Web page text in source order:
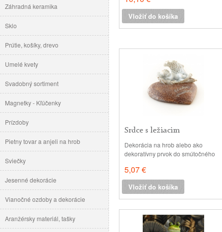
Záhradná keramika
Sklo
Prútie, košíky, drevo
Umelé kvety
Svadobný sortiment
Magnetky - Kľúčenky
Prízdoby
Pietny tovar a anjeli na hrob
Sviečky
Jesenné dekorácie
Vianočné ozdoby a dekorácie
Aranžérsky materiál, tašky
je vodoodolný, mrazuvzdorný a
farebne stály materiál. Povrch:
matný, maľovaný, Rozmery: 5 x 4.5
Vložiť do košíka
Srdce s ležiacim
Dekorácia na hrob alebo ako
dekoratívny prvok do smútočného
(odoláva vode a mrazu) v: 9x9cm, h:
6cm
5,07 €
Vložiť do košíka